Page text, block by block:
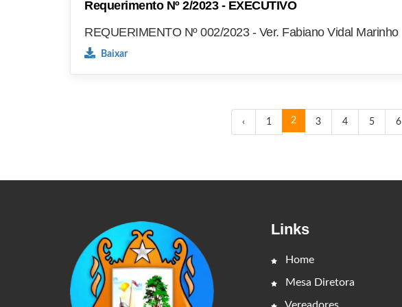
Requerimento Nº 2/2023 - EXECUTIVO
REQUERIMENTO Nº 002/2023 - Ver. Fabiano Vidal Marinho
Baixar
‹ 1 2 3 4 5 6
Links
Home
Mesa Diretora